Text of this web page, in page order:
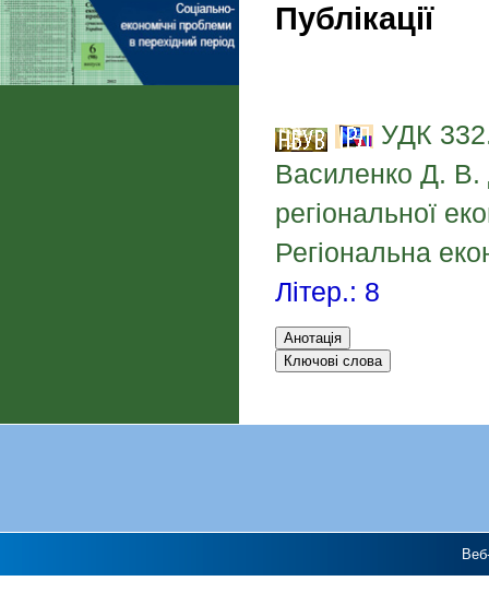
Публікації
УДК
Василенко Д. В.
регіональної
Регіональна
Літер.: 8